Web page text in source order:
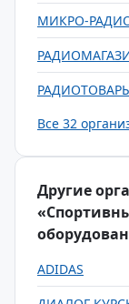
МИКРО-
Все 32
Другие
ADIDAS